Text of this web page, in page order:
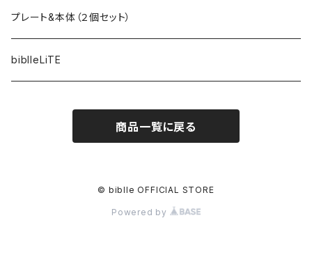
ブラック ベース
ホワイト ベース
JAM HOME MADE
プレート&本体（２個セット）
biblleLiTE
商品一覧に戻る
© biblle OFFICIAL STORE
Powered by